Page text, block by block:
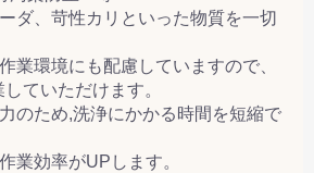
ダ、苛性カリといった物質を一切
業環境にも配慮していますので、
ていただけます。
のため,洗浄にかかる時間を短縮で
業効率がUPします。